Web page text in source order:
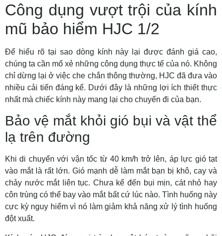
Công dụng vượt trội của kính
mũ bảo hiểm HJC 1/2
Để hiểu rõ tại sao dòng kính này lại được đánh giá cao,
chúng ta cần mổ xẻ những công dụng thực tế của nó. Không
chỉ dừng lại ở việc che chắn thông thường, HJC đã đưa vào
nhiều cải tiến đáng kể. Dưới đây là những lợi ích thiết thực
nhất mà chiếc kính này mang lại cho chuyến đi của bạn.
Bảo vệ mắt khỏi gió bụi và vật thể
lạ trên đường
Khi di chuyển với vận tốc từ 40 km/h trở lên, áp lực gió tạt
vào mắt là rất lớn. Gió mạnh dễ làm mắt bạn bị khô, cay và
chảy nước mắt liên tục. Chưa kể đến bụi mịn, cát nhỏ hay
côn trùng có thể bay vào mắt bất cứ lúc nào. Tình huống này
cực kỳ nguy hiểm vì nó làm giảm khả năng xử lý tình huống
đột xuất.